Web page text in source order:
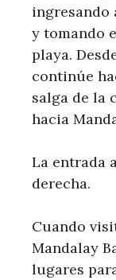
ingresando
y tomando
playa.
continúe
salga de la
hacia
La entrada
derecha.
Cuando
Mandalay
lugares